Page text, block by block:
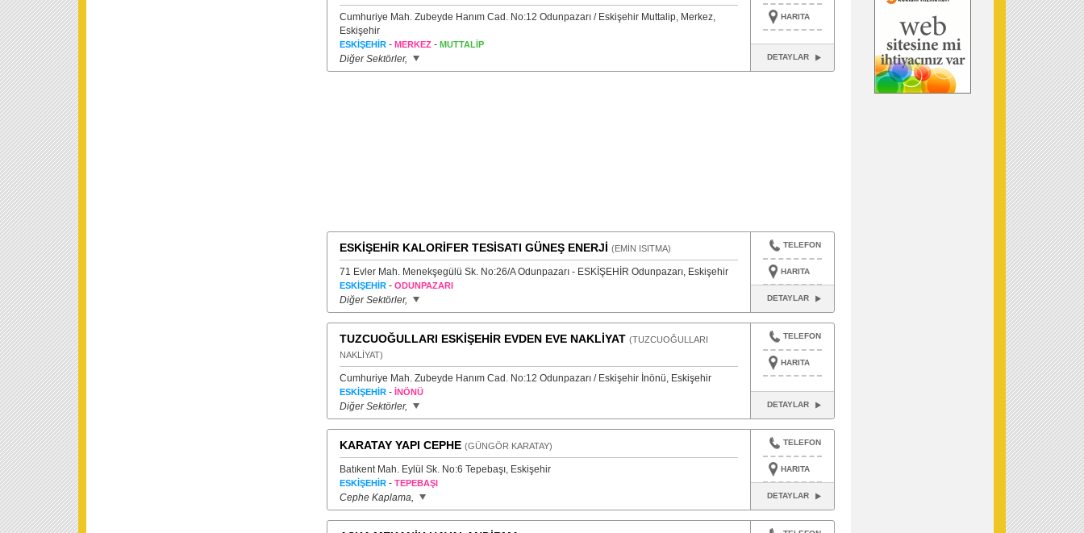
Cumhuriye Mah. Zubeyde Hanım Cad. No:12 Odunpazarı / Eskişehir Muttalip, Merkez,
Eskişehir
ESKİŞEHİR- MERKEZ- MUTTALİP
Diğer Sektörler,
HARITA
DETAYLAR
ESKİŞEHİR KALORİFER TESİSATI GÜNEŞ ENERJİ (EMİN ISITMA)
71 Evler Mah. Menekşegülü Sk. No:26/A Odunpazarı - ESKİŞEHİR Odunpazarı, Eskişehir
ESKİŞEHİR- ODUNPAZARI
Diğer Sektörler,
TELEFON
HARITA
DETAYLAR
TUZCUOĞULLARI ESKİŞEHİR EVDEN EVE NAKLİYAT (TUZCUOĞULLARI
NAKLİYAT)
Cumhuriye Mah. Zubeyde Hanım Cad. No:12 Odunpazarı / Eskişehir İnönü, Eskişehir
ESKİŞEHİR- İNÖNÜ
Diğer Sektörler,
TELEFON
HARITA
DETAYLAR
KARATAY YAPI CEPHE (GÜNGÖR KARATAY)
Batıkent Mah. Eylül Sk. No:6 Tepebaşı, Eskişehir
ESKİŞEHİR- TEPEBAŞI
Cephe Kaplama,
TELEFON
HARITA
DETAYLAR